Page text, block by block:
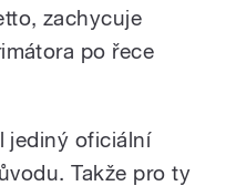
zachycuje
po řece
jediný oficiální
Takže pro ty